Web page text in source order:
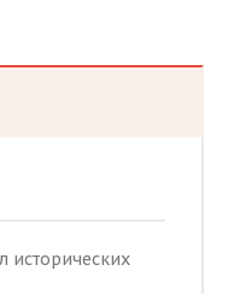
исторических